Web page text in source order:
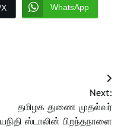
WhatsApp
Next:
தமிழக துணை முதல்வர்
ஸ்டாலின் பிறந்தநாளை